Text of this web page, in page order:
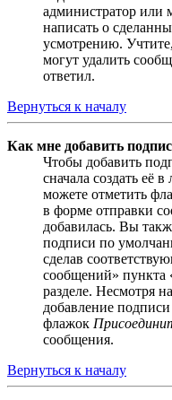
администратор или
написать о
усмотрению.
могут удалить
ответил.
Вернуться к началу
Как мне добавить
Чтобы добавить
сначала создать её
можете отметить
в форме отправки
добавилась. Вы
подписи по
сделав
сообщений»
разделе. Несмотря
добавление
флажок
сообщения.
Вернуться к началу